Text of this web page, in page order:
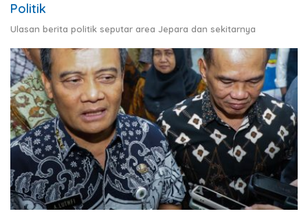
Politik
Ulasan berita politik seputar area Jepara dan sekitarnya